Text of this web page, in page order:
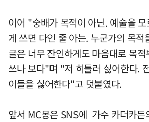
이어 "숭배가 목적이 아닌. 예술을
게 쓰면 다인 줄 아는. 누군가의 목적
글은 너무 잔인하게도 마음대로 목
쓰나 보다"며 "저 히틀러 싫어한다.
이들을 싫어한다"고 덧붙였다.
앞서 MC몽은 SNS에 가수 카더카든